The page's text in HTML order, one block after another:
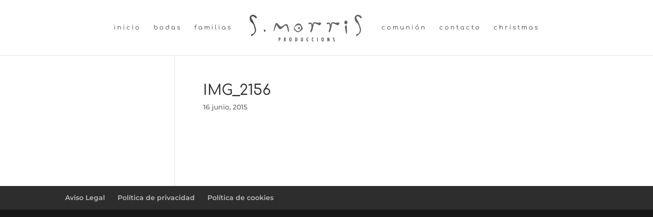
inicio bodas familias comunión contacto christmas
IMG_2156
16 junio, 2015
Aviso Legal Política de privacidad Política de cookies